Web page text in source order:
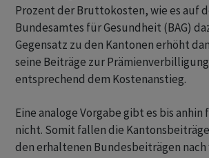
Prozent der Bruttokosten, wie es auf
Bundesamtes für Gesundheit (BAG)
Gegensatz zu den Kantonen erhöht
seine Beiträge zur
entsprechend dem Kostenanstieg.
Eine analoge Vorgabe gibt es bis
nicht. Somit fallen die
den erhaltenen Bundesbeiträgen nach